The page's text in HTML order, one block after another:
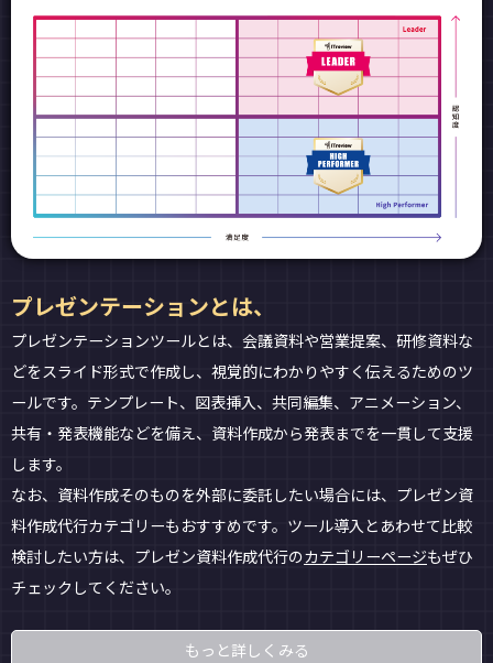
プレゼンテーションとは、
プレゼンテーションツールとは、会議資料や営業提案、研修資料な
どをスライド形式で作成し、視覚的にわかりやすく伝えるためのツ
ールです。テンプレート、図表挿入、共同編集、アニメーション、
共有・発表機能などを備え、資料作成から発表までを一貫して支援
します。
なお、資料作成そのものを外部に委託したい場合には、プレゼン資
料作成代行カテゴリーもおすすめです。ツール導入とあわせて比較
検討したい方は、プレゼン資料作成代行のカテゴリーページもぜひ
チェックしてください。
もっと詳しくみる